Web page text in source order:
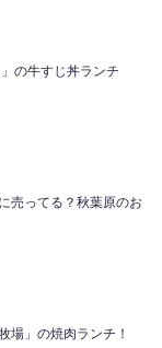
の牛すじ丼ランチ
売ってる？秋葉原のお
場」の焼肉ランチ！